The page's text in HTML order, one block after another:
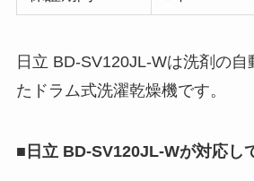
日立 BD-SV120JL-Wは洗剤の
たドラム式洗濯乾燥機です。
■ 日立 BD-SV120JL-Wが対応し